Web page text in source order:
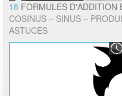
18 FORMULES D'ADDITION
COSINUS – SINUS –
ASTUCES